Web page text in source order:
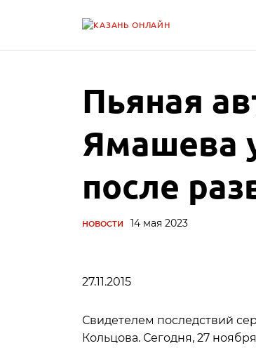
Пьяная
Ямашева
после
НОВОСТИ 14 мая 2023
27.11.2015
Свидетелем последствий
Кольцова. Сегодня, 27